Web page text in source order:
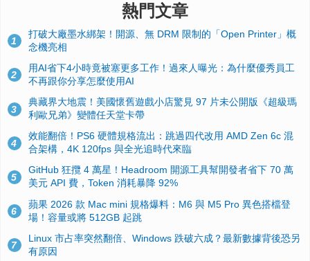
熱門文章
1
打破大廠墨水綁架！開源、無 DRM 限制的「Open Printer」概
念機亮相
2
用AI省下4小時竟被塞更多工作！過來人曝光：為什麼優秀員工
不再跟你分享怎麼使用AI
3
典藏界大地震！美國懷舊遊戲小店驚見 97 片未公開版《超級瑪
利歐兄弟》變體任天堂卡帶
4
效能翻倍！PS6 硬體規格流出：跳過四代改用 AMD Zen 6c 混
合架構，4K 120fps 與全光追時代來臨
5
GitHub 狂攬 4 萬星！Headroom 開源工具幫開發者省下 70 萬
美元 API 費，Token 消耗暴降 92%
6
蘋果 2026 款 Mac mini 規格爆料：M6 與 M5 Pro 異色搭檔登
場！容量或將 512GB 起跳
7
Linux 市占率突然翻倍、Windows 跌破六成？最新數據背後恐另
有原因